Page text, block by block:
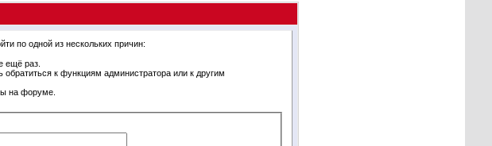
по одной из нескольких причин:
ещё раз.
к функциям администратора или к другим
на форуме.